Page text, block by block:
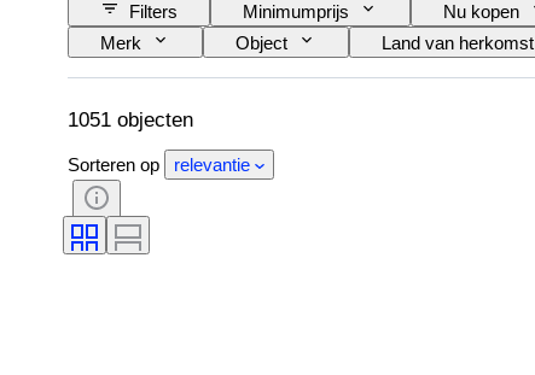
Filters Minimumprijs Nu kopen
Merk
Object Land van herkomst
Fijnheid
Onderwerp Stijl
1051 objecten
Sorteren op relevantie